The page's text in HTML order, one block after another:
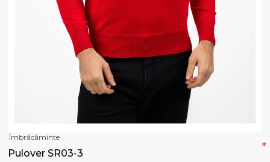
Îmbrăcăminte
Pulover SR03-3 *